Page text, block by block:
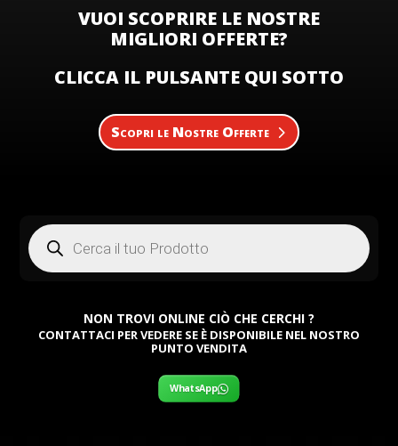
VUOI SCOPRIRE LE NOSTRE
MIGLIORI OFFERTE?
CLICCA IL PULSANTE QUI SOTTO
Scopri le Nostre Offerte
Products
search
NON TROVI ONLINE CIÒ CHE CERCHI ?
CONTATTACI PER VEDERE SE È DISPONIBILE NEL NOSTRO
PUNTO VENDITA
WhatsApp